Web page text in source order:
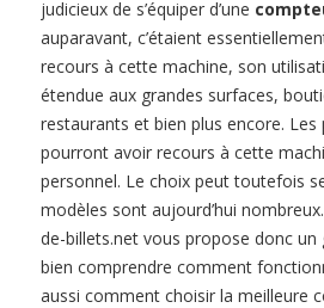
judicieux de s’équiper d’une
auparavant, c’étaient
recours à cette machine, son
étendue aux grandes surfaces,
restaurants et bien plus encore. Les
pourront avoir recours à cette
personnel. Le choix peut toutefois
modèles sont aujourd’hui
de-billets.net vous propose donc
bien comprendre comment
aussi comment choisir la meilleure